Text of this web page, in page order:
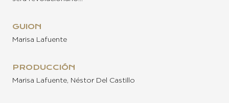
GUION
Marisa Lafuente
PRODUCCIÓN
Marisa Lafuente, Néstor Del Castillo